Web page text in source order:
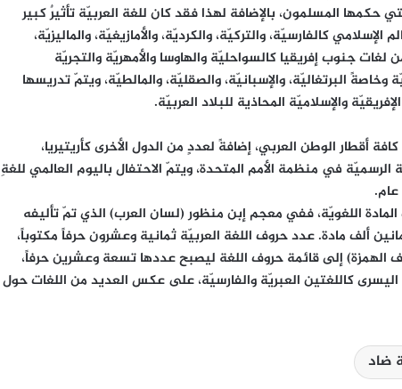
حكمها المسلمون، بالإضافة لهذا فقد كان للغة العربيّة تأثيرٌ كبير
كالفارسيّة، والتركيّة، والكرديّة، والأمازيغيّة، والماليزيّة،
لغات جنوب إفريقيا كالسواحليّة والهاوسا والأمهريّة والتجريّة
البرتغاليّة، والإسبانيّة، والصقليّة، والمالطيّة، ويتمّ تدريسها
والإسلاميّة المحاذية للبلاد العربيّة.
أقطار الوطن العربي، إضافةً لعددٍ من الدول الأخرى كأريتيريا،
في منظمة الأمم المتحدة، ويتمّ الاحتفال باليوم العالمي للغةِ
اللغويّة، ففي معجم إبن منظور (لسان العرب) الذي تمّ تأليفه
ألف مادة. عدد حروف اللغة العربيّة ثمانية وعشرون حرفاً مكتوباً،
الهمزة) إلى قائمة حروف اللغة ليصبح عددها تسعة وعشرين حرفاً،
كاللغتين العبريّة والفارسيّة، على عكس العديد من اللغات حول
ضاد